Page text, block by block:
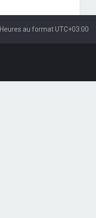
Heures au formatUTC+03:00